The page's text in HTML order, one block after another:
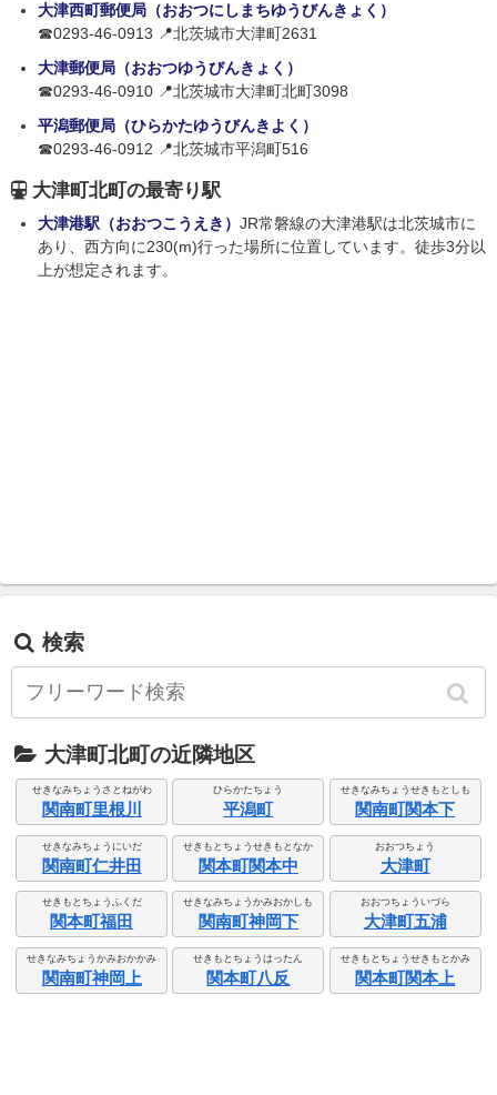
大津西町郵便局（おおつにしまちゆうびんきょく）
☎0293-46-0913 📍北茨城市大津町2631
大津郵便局（おおつゆうびんきょく）
☎0293-46-0910 📍北茨城市大津町北町3098
平潟郵便局（ひらかたゆうびんきよく）
☎0293-46-0912 📍北茨城市平潟町516
大津町北町の最寄り駅
大津港駅（おおつこうえき） JR常磐線の大津港駅は北茨城市に
あり、西方向に230(m)行った場所に位置しています。徒歩3分以
上が想定されます。
検索
大津町北町の近隣地区
せきなみちょうさとねがわ
関南町里根川
ひらかたちょう
平潟町
せきなみちょうせきもとしも
関南町関本下
せきなみちょうにいだ
関南町仁井田
せきもとちょうせきもとなか
関本町関本中
おおつちょう
大津町
せきもとちょうふくだ
関本町福田
せきなみちょうかみおかしも
関南町神岡下
おおつちょういづら
大津町五浦
せきなみちょうかみおかかみ
関南町神岡上
せきもとちょうはったん
関本町八反
せきもとちょうせきもとかみ
関本町関本上